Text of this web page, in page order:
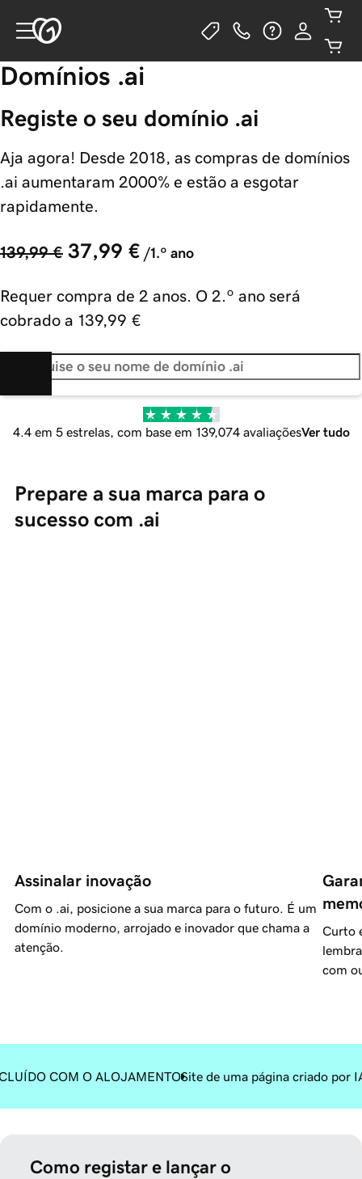
Domínios .ai
Registe o seu domínio .ai
Aja agora! Desde 2018, as compras de domínios
.ai aumentaram 2000% e estão a esgotar
rapidamente.
139,99 € 37,99 € /1.º ano
Requer compra de 2 anos. O 2.º ano será
cobrado a 139,99 €
4.4 em 5 estrelas, com base em 139,074 avaliaçõesVer tudo
Prepare a sua marca para o
sucesso com .ai
Assinalar inovação
Com o .ai, posicione a sua marca para o futuro. É um
domínio moderno, arrojado e inovador que chama a
atenção.
Curto
com
COM O ALOJAMENTOSite de uma página criado por
Como registar e lançar o